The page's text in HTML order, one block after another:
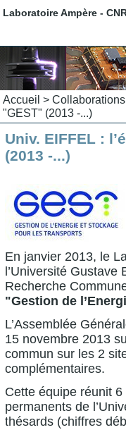
Ampère -
Accueil > Collaborations
"GEST" (2013 -...)
Univ. EIFFEL :
(2013 -...)
En janvier 2013, le
l’Université
Recherche
"Gestion de
L’Assemblée
15 novembre 2013
commun sur les 2
complémentaires.
Cette équipe réunit
permanents de
thésards (chiffres